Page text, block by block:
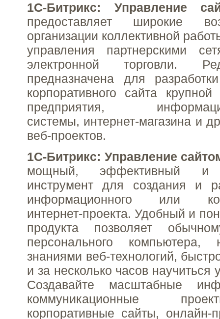
1С-Битрикс: Управление
предоставляет широкие
организации коллективной
управления партнерскими
электронной торговли.
предназначена для
корпоративного сайта
предприятия,
системы, интернет-магазина и
веб-проектов.
1С-Битрикс: Управление
мощный, эффективный и
инструмент для создания и
информационного или
интернет-проекта. Удобный и
продукта позволяет
персонального
знаниями веб-технологий,
и за несколько часов научиться
Создавайте масштабные
коммуникационные
корпоративные сайты, онлайн-